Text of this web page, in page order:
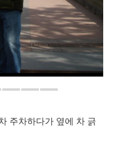
주차하다가 옆에 차 긁